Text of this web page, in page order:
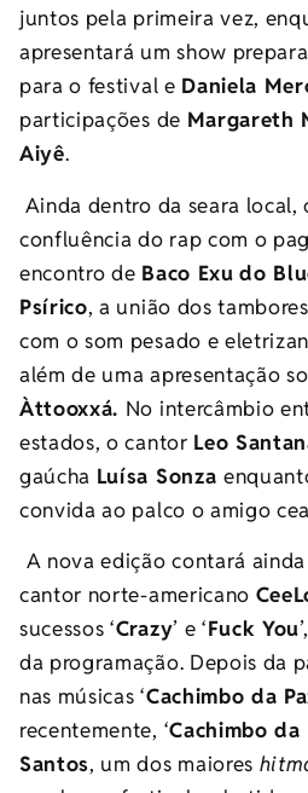
juntos pela primeira vez,
apresentará um show
para o festival e Daniela
participações de Margareth
Aiyê.
Ainda dentro da seara local,
confluência do rap com o
encontro de Baco Exu do
Psírico, a união dos
com o som pesado e
além de uma apresentação
Àttooxxá. No intercâmbio
estados, o cantor Leo
gaúcha Luísa Sonza
convida ao palco o amigo
A nova edição contará
cantor norte-americano
sucessos ‘Crazy’ e ‘Fuck You
da programação. Depois da
nas músicas ‘Cachimbo da
recentemente, ‘Cachimbo da
Santos, um dos maiores